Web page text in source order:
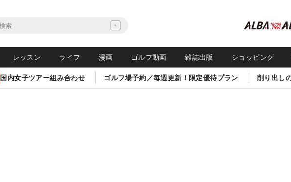
レッスン ライフ 漫画 ゴルフ動画 雑誌出版 ショッピング
国内女子ツアー組み合わせ ゴルフ場予約／毎週更新！限定優待プラン 削り出し